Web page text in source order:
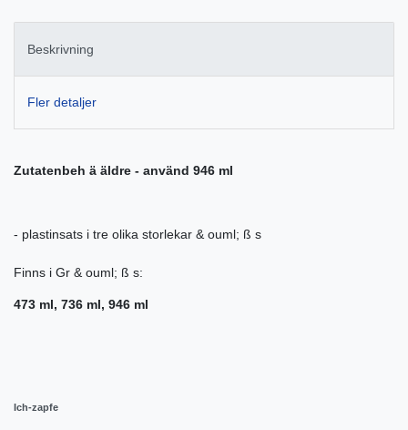
Beskrivning
Fler detaljer
Zutatenbeh ä äldre - använd 946 ml
- plastinsats i tre olika storlekar & ouml; ß s
Finns i Gr & ouml; ß s:
473 ml, 736 ml, 946 ml
Ich-zapfe